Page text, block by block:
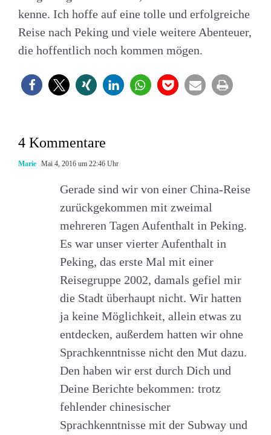
kenne. Ich hoffe auf eine tolle und erfolgreiche
Reise nach Peking und viele weitere Abenteuer,
die hoffentlich noch kommen mögen.
4 Kommentare
Marie Mai 4, 2016 um 22:46 Uhr
Gerade sind wir von einer China-Reise
zurückgekommen mit zweimal
mehreren Tagen Aufenthalt in Peking.
Es war unser vierter Aufenthalt in
Peking, das erste Mal mit einer
Reisegruppe 2002, damals gefiel mir
die Stadt überhaupt nicht. Wir hatten
ja keine Möglichkeit, allein etwas zu
entdecken, außerdem hatten wir ohne
Sprachkenntnisse nicht den Mut dazu.
Den haben wir erst durch Dich und
Deine Berichte bekommen: trotz
fehlender chinesischer
Sprachkenntnisse mit der Subway und